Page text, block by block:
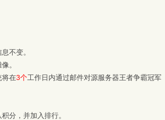
不变。
。
将在3个工作日内通过邮件对源服务器王者争霸冠军
分，并加入排行。